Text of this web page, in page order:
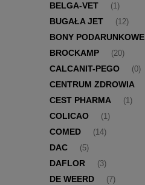
BELGA-VET (1)
BUGAŁA JET (12)
BONY PODARUNKOWE
BROCKAMP (20)
CALCANIT-PEGO (0)
CENTRUM ZDROWIA
CEST PHARMA (1)
COLICAO (1)
COMED (14)
DAC (5)
DAFLOR (3)
DE WEERD (7)